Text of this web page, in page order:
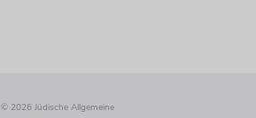
© 2026 Jüdische Allgemeine